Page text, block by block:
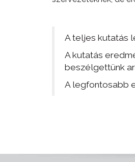
A teljes kutatás
A kutatás
beszélgettünk
A legfontosabb